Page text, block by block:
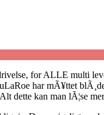
for ALLE multi
har mÃ¥ttet
dette kan man lÃ¦se